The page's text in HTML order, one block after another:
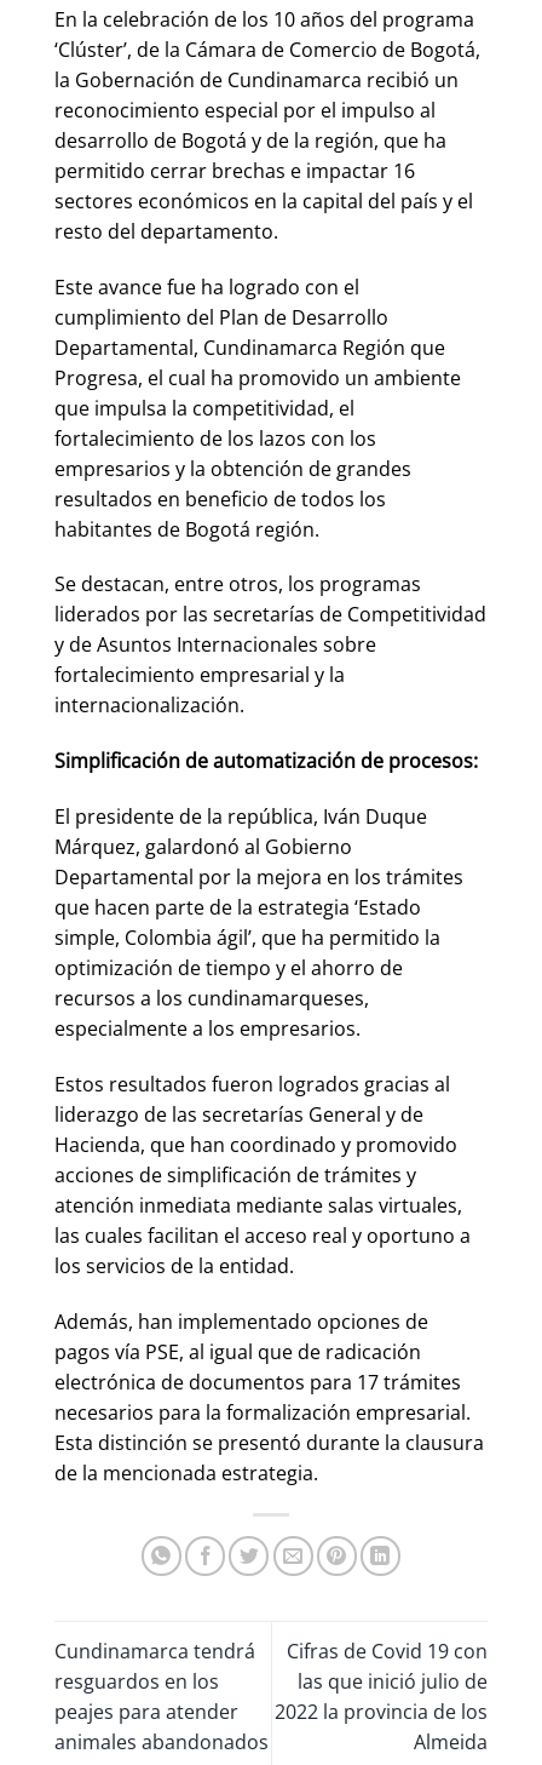
En la celebración de los 10 años del programa
‘Clúster’, de la Cámara de Comercio de Bogotá,
la Gobernación de Cundinamarca recibió un
reconocimiento especial por el impulso al
desarrollo de Bogotá y de la región, que ha
permitido cerrar brechas e impactar 16
sectores económicos en la capital del país y el
resto del departamento.
Este avance fue ha logrado con el
cumplimiento del Plan de Desarrollo
Departamental, Cundinamarca Región que
Progresa, el cual ha promovido un ambiente
que impulsa la competitividad, el
fortalecimiento de los lazos con los
empresarios y la obtención de grandes
resultados en beneficio de todos los
habitantes de Bogotá región.
Se destacan, entre otros, los programas
liderados por las secretarías de Competitividad
y de Asuntos Internacionales sobre
fortalecimiento empresarial y la
internacionalización.
Simplificación de automatización de procesos:
El presidente de la república, Iván Duque
Márquez, galardonó al Gobierno
Departamental por la mejora en los trámites
que hacen parte de la estrategia ‘Estado
simple, Colombia ágil’, que ha permitido la
optimización de tiempo y el ahorro de
recursos a los cundinamarqueses,
especialmente a los empresarios.
Estos resultados fueron logrados gracias al
liderazgo de las secretarías General y de
Hacienda, que han coordinado y promovido
acciones de simplificación de trámites y
atención inmediata mediante salas virtuales,
las cuales facilitan el acceso real y oportuno a
los servicios de la entidad.
Además, han implementado opciones de
pagos vía PSE, al igual que de radicación
electrónica de documentos para 17 trámites
necesarios para la formalización empresarial.
Esta distinción se presentó durante la clausura
de la mencionada estrategia.
Cundinamarca tendrá
resguardos en los
peajes para atender
animales abandonados
Cifras de Covid 19 con
las que inició julio de
2022 la provincia de los
Almeida